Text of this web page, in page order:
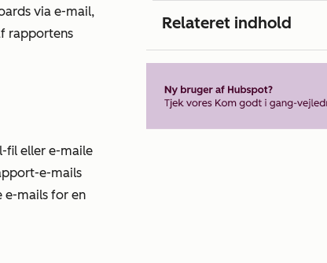
via e-mail,
rapportens
fil eller e-maile
e-mails
e-mails for en
Relateret indhold